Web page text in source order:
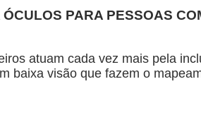
PARA PESSOAS
atuam cada vez mais pela
baixa visão que fazem o